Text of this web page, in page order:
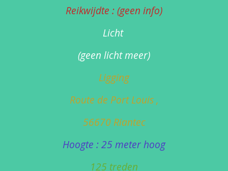
Reikwijdte : (geen info)
Licht
(geen licht meer)
Ligging
Route de Port Louis ,
56670 Riantec
Hoogte : 25 meter hoog
125 treden